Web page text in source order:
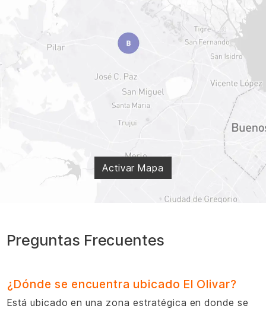
Activar Mapa
Preguntas Frecuentes
¿Dónde se encuentra ubicado El Olivar?
Está ubicado en una zona estratégica en donde se